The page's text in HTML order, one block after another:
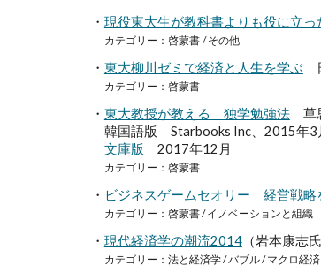
・ 現役東大生が教科書よりも役に立
カテゴリー：啓蒙書 / その他
・ 東大柳川ゼミで経済と人生を学ぶ
カテゴリー：啓蒙書
・ 東大教授が教える 独学勉強法草
韓国語版 Starbooks Inc、2015年3
文庫版 2017年12月
カテゴリー：啓蒙書
・ ビジネスゲームセオリー 経営戦略
カテゴリー：啓蒙書 / イノベーションと組織
・ 現代経済学の潮流2014（岩本康志
カテゴリー：法と経済学 / バブル / マクロ経済